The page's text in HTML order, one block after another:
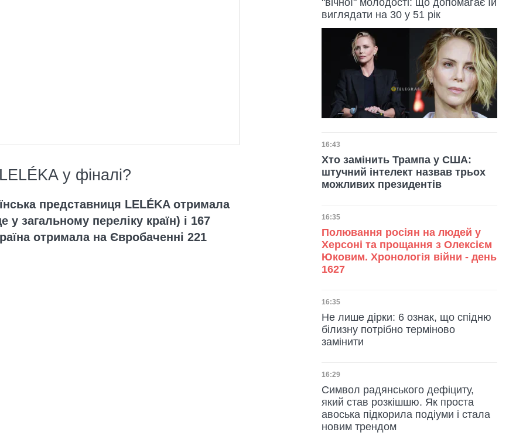
у фіналі?
представниця LELÉKA отримала
у загальному переліку країн) і 167
отримала на Євробаченні 221
"вічної" молодості: що допомагає їй
виглядати на 30 у 51 рік
Дата публікації
16:43
Хто замінить Трампа у США:
штучний інтелект назвав трьох
можливих президентів
Дата публікації
16:35
Полювання росіян на людей у
Херсоні та прощання з Олексієм
Юковим. Хронологія війни - день
1627
Дата публікації
16:35
Не лише дірки: 6 ознак, що спідню
білизну потрібно терміново
замінити
Дата публікації
16:29
Символ радянського дефіциту,
який став розкішшю. Як проста
авоська підкорила подіуми і стала
новим трендом